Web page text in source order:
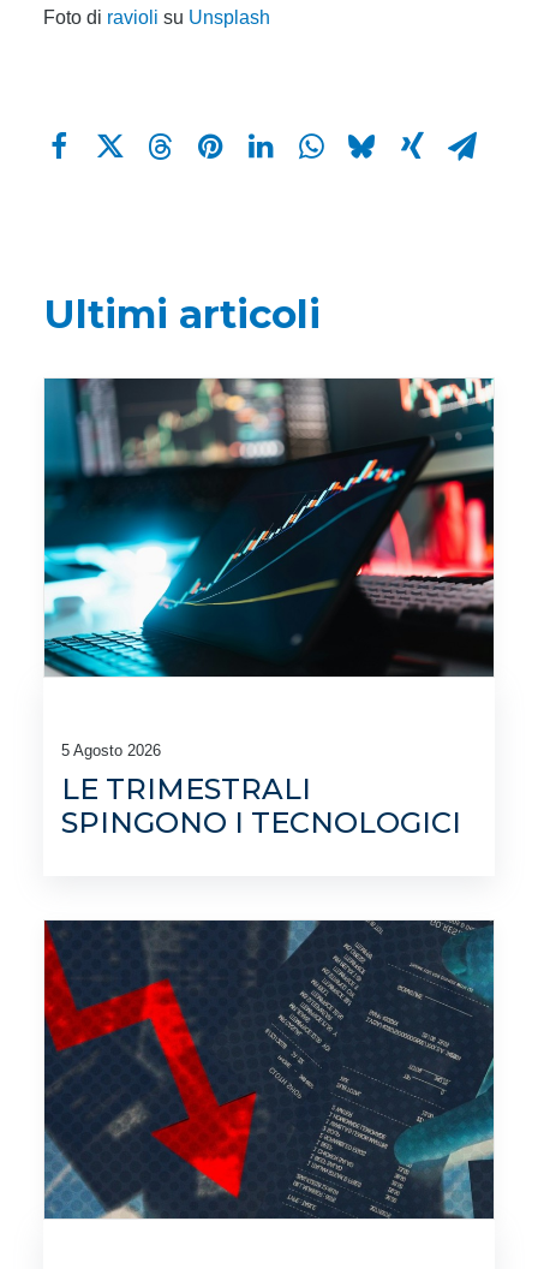
Foto di ravioli su Unsplash
Ultimi articoli
5 Agosto 2026
LE TRIMESTRALI
SPINGONO I TECNOLOGICI